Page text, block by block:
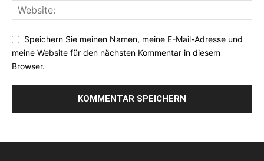
Speichern Sie meinen Namen, meine E-Mail-Adresse und
meine Website für den nächsten Kommentar in diesem
Browser.